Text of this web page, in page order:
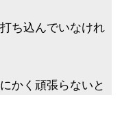
ち込んでいなけれ
かく頑張らないと